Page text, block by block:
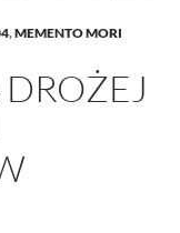
,MEMENTO MORI